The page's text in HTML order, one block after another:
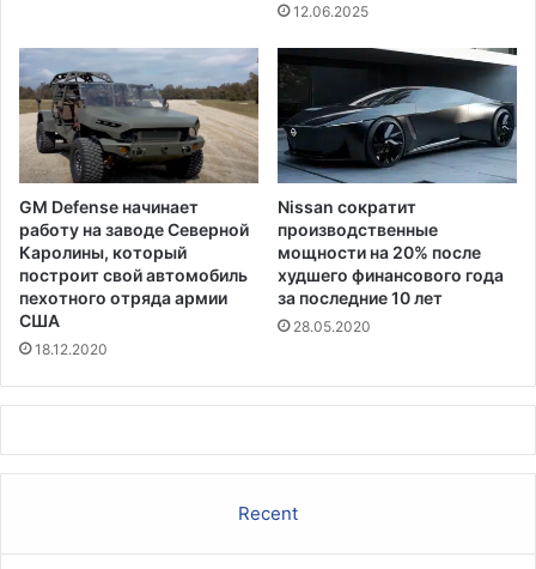
с
н
и
м
а
м
12.06.2025
GM Defense начинает
работу на заводе Северной
Каролины, который
построит свой автомобиль
пехотного отряда армии
США
18.12.2020
Nissan сократит
производственные
мощности на 20% после
худшего финансового года
за последние 10 лет
28.05.2020
Recent